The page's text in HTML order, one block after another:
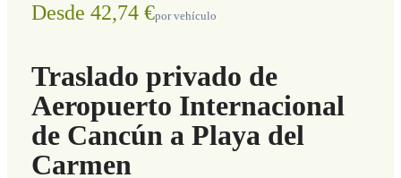
Desde 42,74 €por vehículo
Traslado privado de
Aeropuerto Internacional
de Cancún a Playa del
Carmen